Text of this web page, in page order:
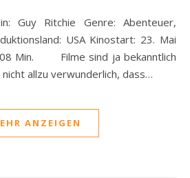
USA Kinostart: 23. Mai
08 Min. Filme sind ja bekanntlich
allzu verwunderlich, dass…
ANZEIGEN